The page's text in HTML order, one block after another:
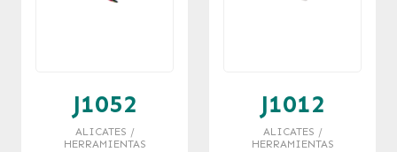
J1052
ALICATES /
HERRAMIENTAS
J1012
ALICATES /
HERRAMIENTAS